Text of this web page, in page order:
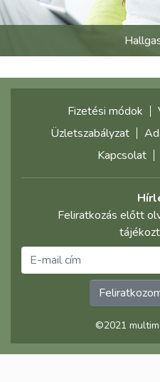
Fizetési módok
Üzletszabályzat
Kapcsolat
Feliratkozás előtt
©2021